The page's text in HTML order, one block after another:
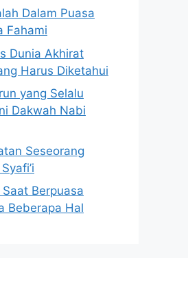
Dalam Puasa
Fahami
Dunia Akhirat
Harus Diketahui
yang Selalu
Dakwah Nabi
Seseorang
Berpuasa
Beberapa Hal